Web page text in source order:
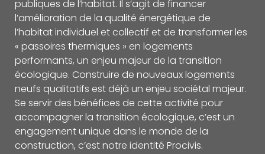
publiques de l’habitat. Il s’agit de financer
l’amélioration de la qualité énergétique de
l’habitat individuel et collectif et de transformer les
« passoires thermiques » en logements
performants, un enjeu majeur de la transition
écologique. Construire de nouveaux logements
neufs qualitatifs est déjà un enjeu sociétal majeur.
Se servir des bénéfices de cette activité pour
accompagner la transition écologique, c’est un
engagement unique dans le monde de la
construction, c’est notre identité Procivis.